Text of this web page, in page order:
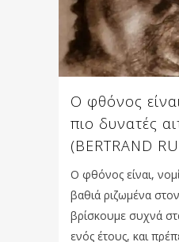
Ο φθόνος
πιο δυνατές
(BERTRAND
Ο φθόνος είναι,
βαθιά ριζωμένα
βρίσκουμε συχνά
ενός έτους, και